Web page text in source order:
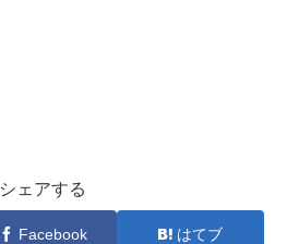
シェアする
Facebook はてブ